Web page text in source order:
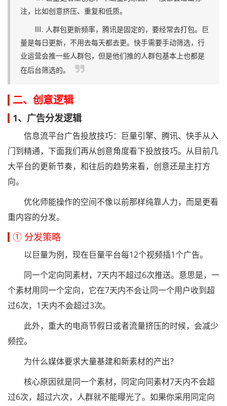
注，比如创意挤压、重复和低质。
Ⅲ. 人群包更新频率，腾讯是固定的，要经常去打包。巨
量是每日更新，不用去每天都去更。快手需要手动筛选，行
业运营会推一些人群包，但是他们推的人群包基本上也都是
在后台筛选的。
二、创意逻辑
1、广告分发逻辑
信息流平台广告投放技巧：巨量引擎、腾讯、快手从入
门到精通，下面我们再从创意角度看下投放技巧。从目前几
大平台的更新节奏，和往后的趋势来看，创意还是主打方
向。
优化师能操作的空间不像以前那样纯靠人力，而是更看
重内容的分发。
① 分发策略
以巨量为例，现在巨量平台每12个视频插1个广告。
同一个定向同素材，7天内不超过6次推送。意思是，一
个素材用同一个定向，它在7天内不会让同一个用户收到超
过6次，1天内不会超过3次。
此外，重大的电商节假日或者流量挤压的时候，会减少
频控。
为什么媒体要求大量基建和新素材的产出？
核心原因就是同一个素材，同定向同素材7天内不会超
过6次，超过六次，人群就不能曝光了。如果你采用同定向